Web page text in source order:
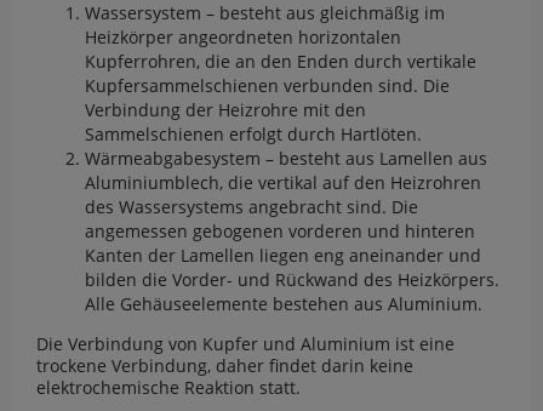
Wassersystem – besteht aus gleichmäßig im
Heizkörper angeordneten horizontalen
Kupferrohren, die an den Enden durch vertikale
Kupfersammelschienen verbunden sind. Die
Verbindung der Heizrohre mit den
Sammelschienen erfolgt durch Hartlöten.
Wärmeabgabesystem – besteht aus Lamellen aus
Aluminiumblech, die vertikal auf den Heizrohren
des Wassersystems angebracht sind. Die
angemessen gebogenen vorderen und hinteren
Kanten der Lamellen liegen eng aneinander und
bilden die Vorder- und Rückwand des Heizkörpers.
Alle Gehäuseelemente bestehen aus Aluminium.
Die Verbindung von Kupfer und Aluminium ist eine
trockene Verbindung, daher findet darin keine
elektrochemische Reaktion statt.